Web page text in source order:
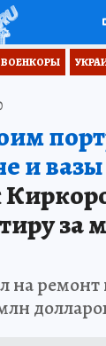
ВОЕНКОРЫ
и
за
на ремонт